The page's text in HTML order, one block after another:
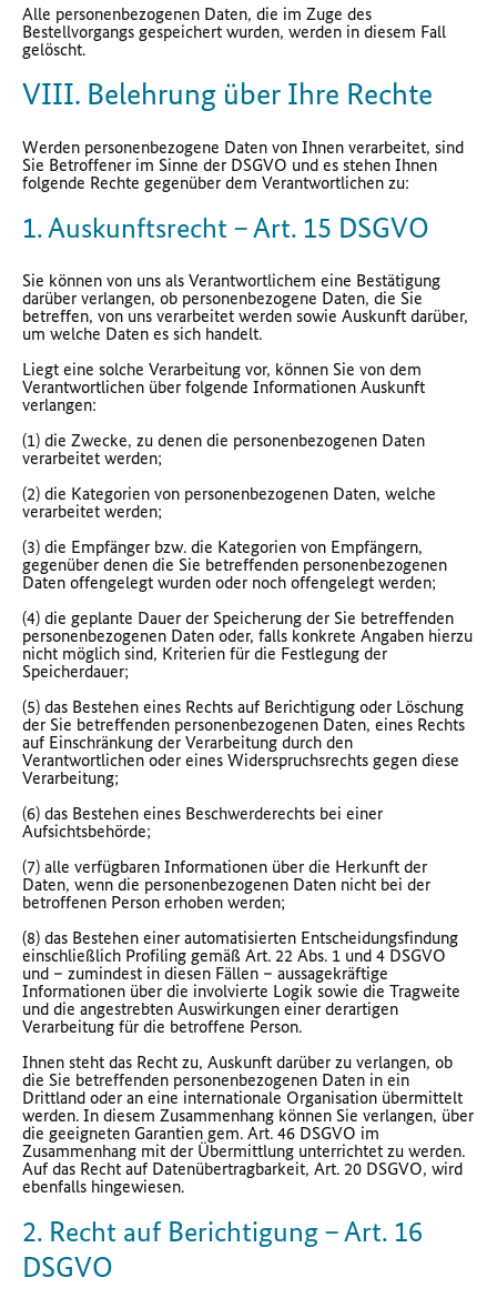
Alle personenbezogenen Daten, die im Zuge des
Bestellvorgangs gespeichert wurden, werden in diesem Fall
gelöscht.
VIII. Belehrung über Ihre Rechte
Werden personenbezogene Daten von Ihnen verarbeitet, sind
Sie Betroffener im Sinne der DSGVO und es stehen Ihnen
folgende Rechte gegenüber dem Verantwortlichen zu:
1. Auskunftsrecht – Art. 15 DSGVO
Sie können von uns als Verantwortlichem eine Bestätigung
darüber verlangen, ob personenbezogene Daten, die Sie
betreffen, von uns verarbeitet werden sowie Auskunft darüber,
um welche Daten es sich handelt.
Liegt eine solche Verarbeitung vor, können Sie von dem
Verantwortlichen über folgende Informationen Auskunft
verlangen:
(1) die Zwecke, zu denen die personenbezogenen Daten
verarbeitet werden;
(2) die Kategorien von personenbezogenen Daten, welche
verarbeitet werden;
(3) die Empfänger bzw. die Kategorien von Empfängern,
gegenüber denen die Sie betreffenden personenbezogenen
Daten offengelegt wurden oder noch offengelegt werden;
(4) die geplante Dauer der Speicherung der Sie betreffenden
personenbezogenen Daten oder, falls konkrete Angaben hierzu
nicht möglich sind, Kriterien für die Festlegung der
Speicherdauer;
(5) das Bestehen eines Rechts auf Berichtigung oder Löschung
der Sie betreffenden personenbezogenen Daten, eines Rechts
auf Einschränkung der Verarbeitung durch den
Verantwortlichen oder eines Widerspruchsrechts gegen diese
Verarbeitung;
(6) das Bestehen eines Beschwerderechts bei einer
Aufsichtsbehörde;
(7) alle verfügbaren Informationen über die Herkunft der
Daten, wenn die personenbezogenen Daten nicht bei der
betroffenen Person erhoben werden;
(8) das Bestehen einer automatisierten Entscheidungsfindung
einschließlich Profiling gemäß Art. 22 Abs. 1 und 4 DSGVO
und – zumindest in diesen Fällen – aussagekräftige
Informationen über die involvierte Logik sowie die Tragweite
und die angestrebten Auswirkungen einer derartigen
Verarbeitung für die betroffene Person.
Ihnen steht das Recht zu, Auskunft darüber zu verlangen, ob
die Sie betreffenden personenbezogenen Daten in ein
Drittland oder an eine internationale Organisation übermittelt
werden. In diesem Zusammenhang können Sie verlangen, über
die geeigneten Garantien gem. Art. 46 DSGVO im
Zusammenhang mit der Übermittlung unterrichtet zu werden.
Auf das Recht auf Datenübertragbarkeit, Art. 20 DSGVO, wird
ebenfalls hingewiesen.
2. Recht auf Berichtigung – Art. 16
DSGVO